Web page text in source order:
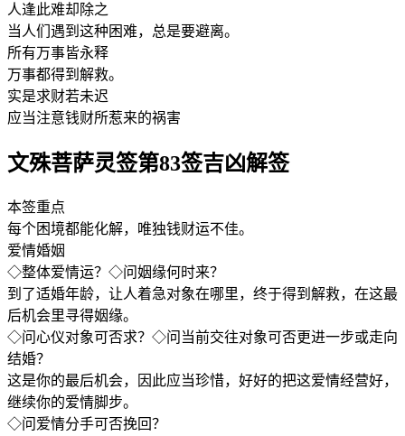
人逢此难却除之
当人们遇到这种困难，总是要避离。
所有万事皆永释
万事都得到解救。
实是求财若未迟
应当注意钱财所惹来的祸害
文殊菩萨灵签第83签吉凶解签
本签重点
每个困境都能化解，唯独钱财运不佳。
爱情婚姻
◇整体爱情运？◇问姻缘何时来？
到了适婚年龄，让人着急对象在哪里，终于得到解救，在这最
后机会里寻得姻缘。
◇问心仪对象可否求？◇问当前交往对象可否更进一步或走向
结婚？
这是你的最后机会，因此应当珍惜，好好的把这爱情经营好，
继续你的爱情脚步。
◇问爱情分手可否挽回？